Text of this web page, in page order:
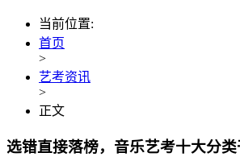
当前位置:
首页
>
艺考资讯
>
正文
选错直接落榜，音乐艺考十大分